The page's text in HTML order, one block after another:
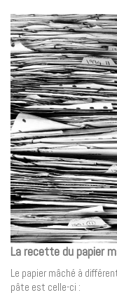
La recette du papier
Le papier mâché à
pâte est celle-ci :